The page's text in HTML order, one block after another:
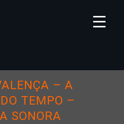
– A
TEMPO –
SONORA